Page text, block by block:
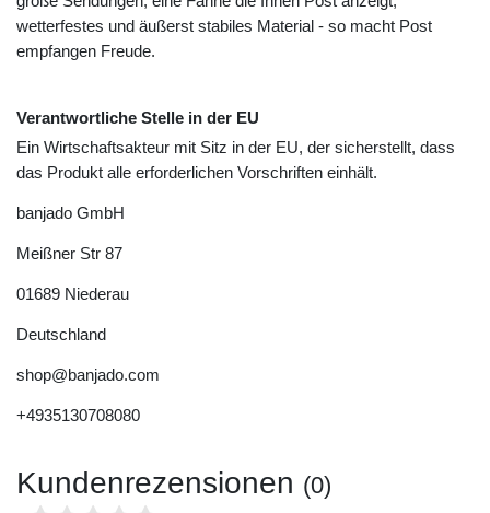
wetterfestes und äußerst stabiles Material - so macht Post
empfangen Freude.
Verantwortliche Stelle in der EU
Ein Wirtschaftsakteur mit Sitz in der EU, der sicherstellt, dass
das Produkt alle erforderlichen Vorschriften einhält.
banjado GmbH
Meißner Str 87
01689 Niederau
Deutschland
shop@banjado.com
+4935130708080
Kundenrezensionen (0)